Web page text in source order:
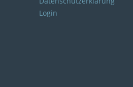
Login